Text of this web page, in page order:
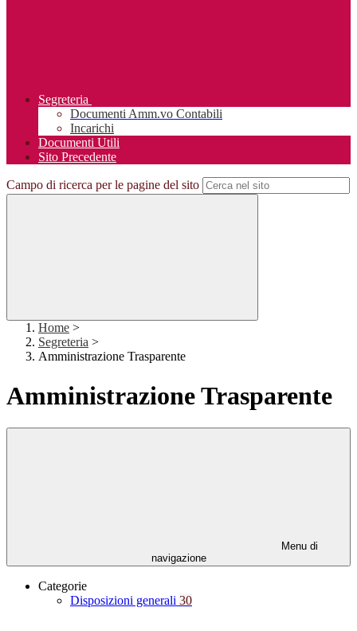
Segreteria
Documenti Amm.vo Contabili
Incarichi
Documenti Utili
Sito Precedente
Campo di ricerca per le pagine del sito
Home >
Segreteria >
Amministrazione Trasparente
Amministrazione Trasparente
Menu di
navigazione
Categorie
Disposizioni generali 30